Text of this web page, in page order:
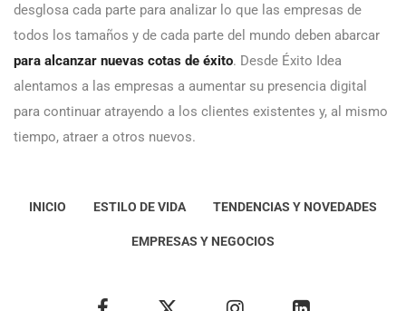
desglosa cada parte para analizar lo que las empresas de
todos los tamaños y de cada parte del mundo deben abarcar
para alcanzar nuevas cotas de éxito. Desde Éxito Idea
alentamos a las empresas a aumentar su presencia digital
para continuar atrayendo a los clientes existentes y, al mismo
tiempo, atraer a otros nuevos.
INICIO ESTILO DE VIDA TENDENCIAS Y NOVEDADES
EMPRESAS Y NEGOCIOS